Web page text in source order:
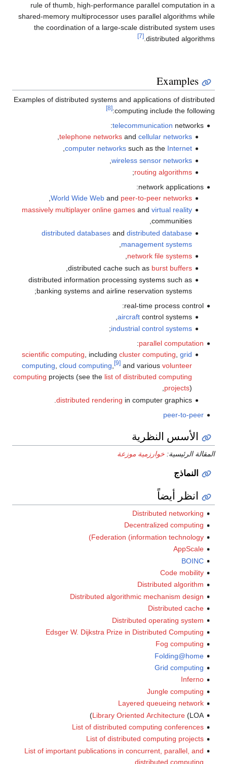
rule of thumb, high-performance parallel computation in a
shared-memory multiprocessor uses parallel algorithms while
the coordination of a large-scale distributed system uses
distributed algorithms.
[7]
Examples
Examples of distributed systems and applications of distributed
computing include the following:
[8]
telecommunication networks:
telephone networks andcellular networks
,
computer networks such as the Internet
,
wireless sensor networks
,
routing algorithms
;
network applications:
World Wide Web and peer-to-peer networks
,
massively multiplayer online games andvirtual reality
communities,
distributed databases anddistributed database
management systems
network file systems
distributed cache such as burst buffers
,
distributed information processing systems such as
banking systems and airline reservation systems;
real-time process control:
aircraft control systems,
industrial control systems
;
parallel computation
:
scientific computing, includingcluster computing,grid
computing,cloud computing, [9] and variousvolunteer
computing projects (see the list of distributed computing
projects),
distributed rendering in computer graphics.
peer-to-peer
الأسس النظرية
المقالة الرئيسية: خوارزمية موزعة
النماذج
انظر أيضاً
Distributed networking
Decentralized computing
Federation (information technology)
AppScale
BOINC
Code mobility
Distributed algorithm
Distributed algorithmic mechanism design
Distributed cache
Distributed operating system
Edsger W. Dijkstra Prize in Distributed Computing
Fog computing
Folding@home
Grid computing
Inferno
Jungle computing
Layered queueing network
Library Oriented Architecture(LOA)
List of distributed computing conferences
List of distributed computing projects
List of important publications in concurrent, parallel, and
distributed computing